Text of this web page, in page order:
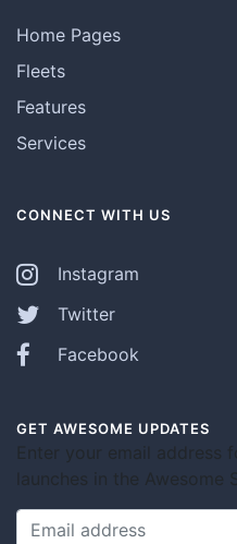
Home Pages
Fleets
Features
Services
CONNECT WITH US
Instagram
Twitter
Facebook
GET AWESOME UPDATES
Enter your email address
launches in the Awesome